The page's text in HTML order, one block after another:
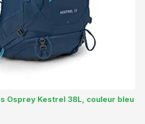
Osprey Kestrel 38L, couleur bleu